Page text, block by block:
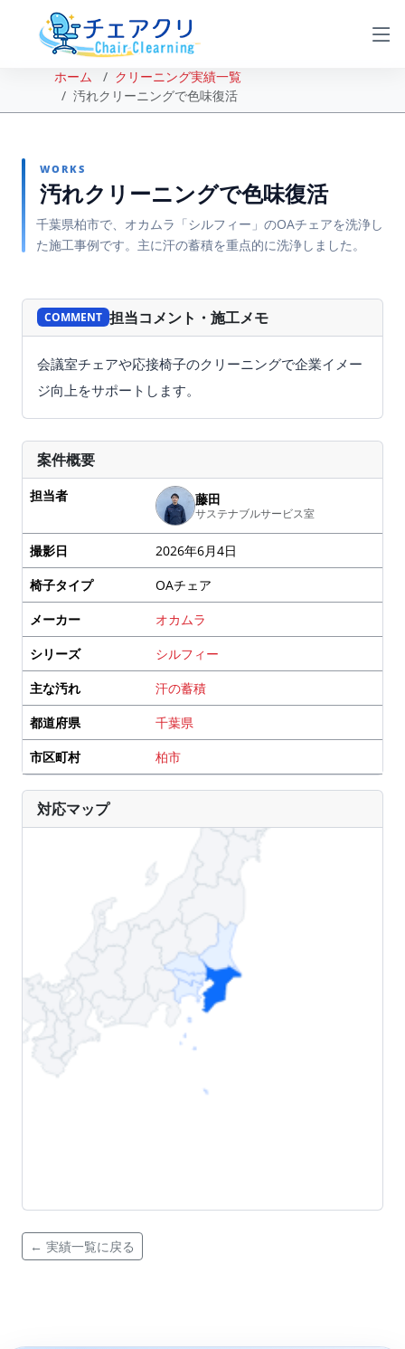
ホーム
クリーニング実績一覧
汚れクリーニングで色味復活
WORKS
汚れクリーニングで色味復活
千葉県柏市で、オカムラ「シルフィー」のOAチェアを洗浄し
た施工事例です。主に汗の蓄積を重点的に洗浄しました。
BEFORE
COMMENT 担当コメント・施工メモ
会議室チェアや応接椅子のクリーニングで企業イメー
ジ向上をサポートします。
案件概要
担当者 藤田
サステナブルサービス室
撮影日
2026年6月4日
椅子タイプ
OAチェア
メーカー
オカムラ
シリーズ
シルフィー
主な汚れ
汗の蓄積
都道府県
千葉県
市区町村
柏市
対応マップ
← 実績一覧に戻る